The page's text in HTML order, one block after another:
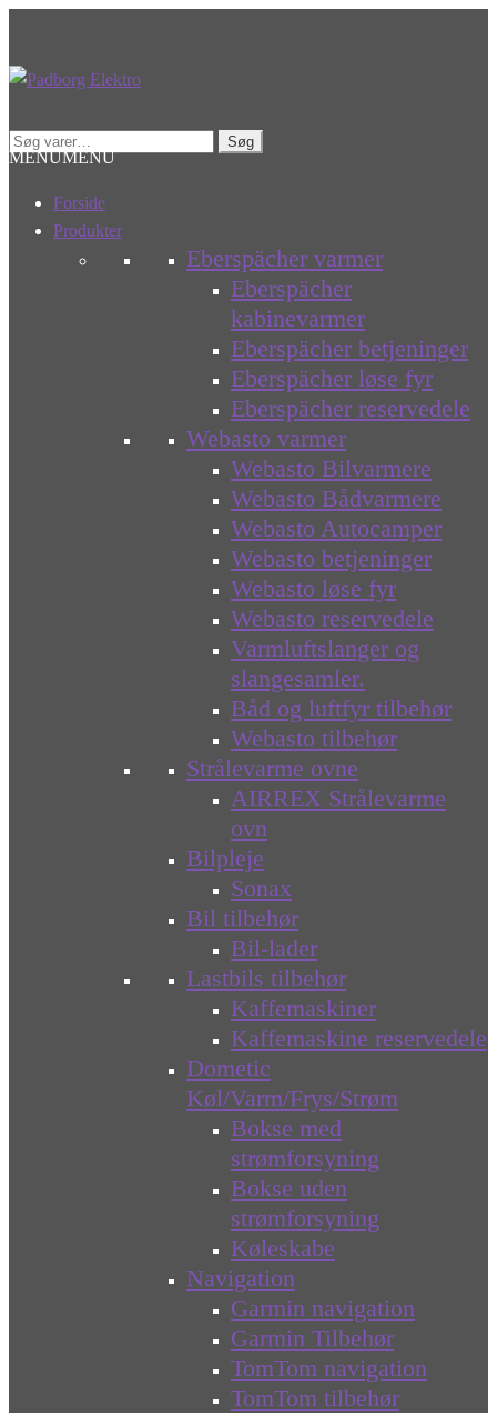
Spring
Spring
Søg
efter:
Søg
MENUMENU
Forside
Produkter
Eberspächer varmer
Eberspächer
kabinevarmer
Eberspächer betjeninger
Eberspächer løse fyr
Eberspächer reservedele
Webasto varmer
Webasto Bilvarmere
Webasto Bådvarmere
Webasto Autocamper
Webasto betjeninger
Webasto løse fyr
Webasto reservedele
Varmluftslanger og
slangesamler.
Båd og luftfyr tilbehør
Webasto tilbehør
Strålevarme ovne
AIRREX Strålevarme
ovn
Bilpleje
Sonax
Bil tilbehør
Bil-lader
Lastbils tilbehør
Kaffemaskiner
Kaffemaskine reservedele
Dometic
Køl/Varm/Frys/Strøm
Bokse med
strømforsyning
Bokse uden
strømforsyning
Køleskabe
Navigation
Garmin navigation
Garmin Tilbehør
TomTom navigation
TomTom tilbehør